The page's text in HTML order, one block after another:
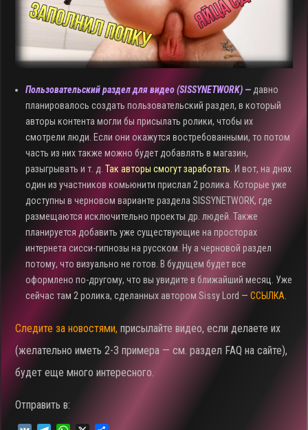
Пользовательский раздел для видео (SISSYNETWORK) —давно
планировалось создать пользовательский раздел, в который
авторы контента могли бы присылать ролики, чтобы их
смотрели люди. Если они окажутся востребованными, то потом
часть из них также можно будет добавлять в магазин,
разыгрывать и т. д.Так авторы смогут заработать. И вот, на днях
один из участников комьюнити прислал 2 ролика. Которые уже
доступны в черновом варианте раздела SISSYNETWORK, где
размещаются исключительно проекты др. людей. Также
планируется добавить уже существующие на просторах
интернета сисси-гипнозы на русском. Ну а черновой раздел
потому, что визуально не готов. В будущем будет все
оформлено по-другому, что вы увидите в ближайший месяц. Уже
сейчас там 2 ролика, сделанных автором Sissy Lord —ССЫЛКА.
Следите за новостями, присылайте видео, если делаете их
(желательно иметь 2-3 примера — см. раздел FAQ на сайте),
будет еще много интересного.
Отправить в: